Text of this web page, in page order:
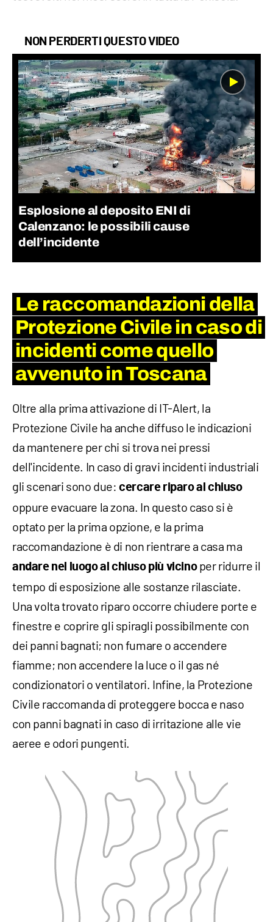
NON PERDERTI QUESTO VIDEO
Esplosione al deposito ENI di
Calenzano: le possibili cause
dell’incidente
Le raccomandazioni della
Protezione Civile in caso di
incidenti come quello
avvenuto in Toscana
Oltre alla prima attivazione di IT-Alert, la
Protezione Civile ha anche diffuso le indicazioni
da mantenere per chi si trova nei pressi
dell'incidente. In caso di gravi incidenti industriali
gli scenari sono due:cercare riparo al chiuso
oppure evacuare la zona. In questo caso si è
optato per la prima opzione, e la prima
raccomandazione è di non rientrare a casa ma
andare nel luogo al chiuso più vicino per ridurre il
tempo di esposizione alle sostanze rilasciate.
Una volta trovato riparo occorre chiudere porte e
finestre e coprire gli spiragli possibilmente con
dei panni bagnati; non fumare o accendere
fiamme; non accendere la luce o il gas né
condizionatori o ventilatori. Infine, la Protezione
Civile raccomanda di proteggere bocca e naso
con panni bagnati in caso di irritazione alle vie
aeree e odori pungenti.